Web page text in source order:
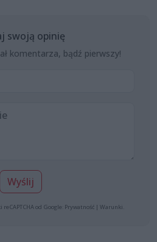
swoją opinię
komentarza, bądź pierwszy!
Wyślij
od Google: Prywatność | Warunki